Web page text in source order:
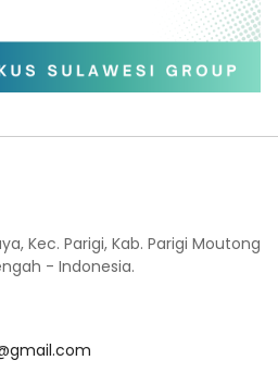
Kec. Parigi, Kab. Parigi Moutong
- Indonesia.